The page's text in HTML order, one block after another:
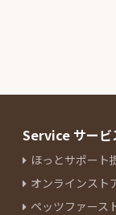
Service サービ
ほっとサポート
オンラインスト
ペッツファース